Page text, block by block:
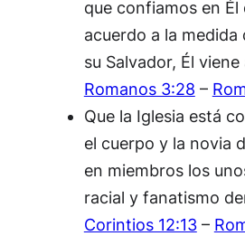
que confiamos en
acuerdo a la
su Salvador, Él
Romanos 3:28 –
Que la Iglesia está
el cuerpo y la novia
en miembros los
racial y fanatismo
Corintios 12:13–